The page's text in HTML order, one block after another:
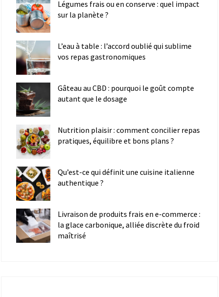
Légumes frais ou en conserve : quel impact
sur la planète ?
L’eau à table : l’accord oublié qui sublime
vos repas gastronomiques
Gâteau au CBD : pourquoi le goût compte
autant que le dosage
Nutrition plaisir : comment concilier repas
pratiques, équilibre et bons plans ?
Qu’est-ce qui définit une cuisine italienne
authentique ?
Livraison de produits frais en e-commerce :
la glace carbonique, alliée discrète du froid
maîtrisé